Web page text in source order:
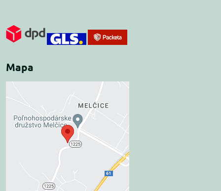
Mapa
Externý obsah je
blokovaný Voľbami
súkromia
Prajete si načítať externý obsah?
Povoliť tentokrát